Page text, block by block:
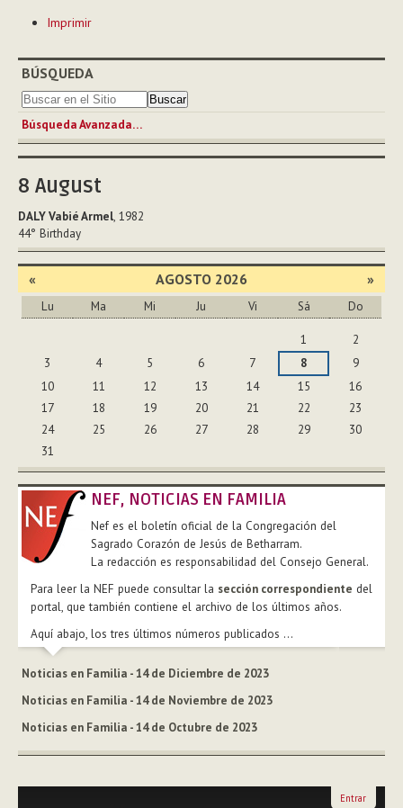
de
Imprimir
BÚSQUEDA
Búsqueda Avanzada…
8 August
DALY Vabié Armel, 1982
44° Birthday
« AGOSTO 2026 »
Lu Ma Mi Ju Vi Sá Do
1
2
3
4 5 6 7 8
9
10
11 12 13 14 15
16
17
18 19 20 21 22
23
24
25 26 27 28 29
30
31
NEF, NOTICIAS EN FAMILIA
Nef es el boletín oficial de la Congregación del
Sagrado Corazón de Jesús de Betharram.
La redacción es responsabilidad del Consejo General.
Para leer la NEF puede consultar la sección correspondiente del
portal, que también contiene el archivo de los últimos años.
Aquí abajo, los tres últimos números publicados ...
Noticias en Familia - 14 de Diciembre de 2023
Noticias en Familia - 14 de Noviembre de 2023
Noticias en Familia - 14 de Octubre de 2023
Entrar